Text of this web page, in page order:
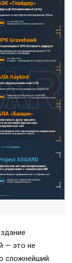
— это не
сложнейший